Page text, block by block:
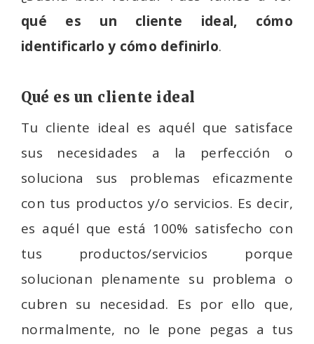
qué es un cliente ideal, cómo
identificarlo y cómo definirlo.
Qué es un cliente ideal
Tu cliente ideal es aquél que satisface
sus necesidades a la perfección o
soluciona sus problemas eficazmente
con tus productos y/o servicios. Es decir,
es aquél que está 100% satisfecho con
tus productos/servicios porque
solucionan plenamente su problema o
cubren su necesidad. Es por ello que,
normalmente, no le pone pegas a tus